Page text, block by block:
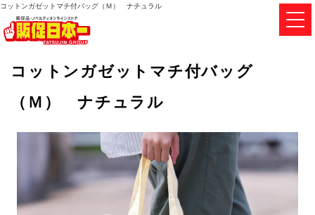
コットンガゼットマチ付バッグ（Ｍ） ナチュラル
コットンガゼットマチ付バッグ
（Ｍ） ナチュラル